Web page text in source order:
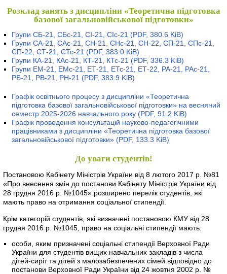
Розклад занять з дисципліни «Теоретична підготовка
базової загальновійськової підготовки»
Групи СБ-21, СБс-21, СІ-21, СІс-21 (PDF, 380.6 KiB)
Групи СА-21, САс-21, СН-21, СНс-21, СН-22, СП-21, СПс-21,
СП-22, СТ-21, СТс-21 (PDF, 383.0 KiB)
Групи КА-21, КАс-21, КТ-21, КТс-21 (PDF, 336.3 KiB)
Групи ЕМ-21, ЕМс-21, ЕТ-21, ЕТс-21, ЕТ-22, РА-21, РАс-21,
РБ-21, РВ-21, РН-21 (PDF, 383.9 KiB)
Графік освітнього процесу з дисципліни «Теоретична
підготовка базової загальновійськової підготовки» на весняний
семестр 2025-2026 навчального року (PDF, 91.2 KiB)
Графік проведення консультацій науково-педагогічними
працівниками з дисципліни «Теоретична підготовка базової
загальновійськової підготовки» (PDF, 133.3 KiB)
До уваги студентів!
Постановою Кабінету Міністрів України від 8 лютого 2017 р. №81
«Про внесення змін до постанови Кабінету Міністрів України від
28 грудня 2016 р. №1045» розширено перелік студентів, які
мають право на отримання соціальної стипендії.
Крім категорій студентів, які визначені постановою КМУ від 28
грудня 2016 р. №1045, право на соціальні стипендії мають:
особи, яким призначені соціальні стипендії Верховної Ради
України для студентів вищих навчальних закладів з числа
дітей-сиріт та дітей з малозабезпечених сімей відповідно до
постанови Верховної Ради України від 24 жовтня 2002 р. №